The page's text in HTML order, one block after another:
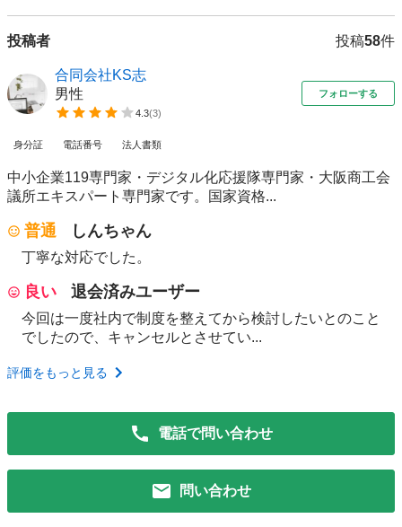
投稿者 投稿58件
合同会社KS志
男性
4.3(3)
フォローする
身分証 電話番号 法人書類
中小企業119専門家・デジタル化応援隊専門家・大阪商工会
議所エキスパート専門家です。国家資格...
普通 しんちゃん
丁寧な対応でした。
良い 退会済みユーザー
今回は一度社内で制度を整えてから検討したいとのこと
でしたので、キャンセルとさせてい...
評価をもっと見る
電話で問い合わせ
問い合わせ